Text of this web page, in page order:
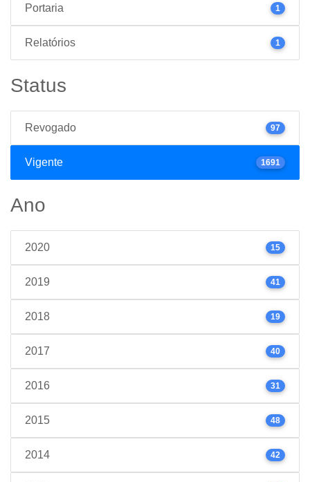
Portaria 1
Relatórios 1
Status
Revogado 97
Vigente 1691
Ano
2020 15
2019 41
2018 19
2017 40
2016 31
2015 48
2014 42